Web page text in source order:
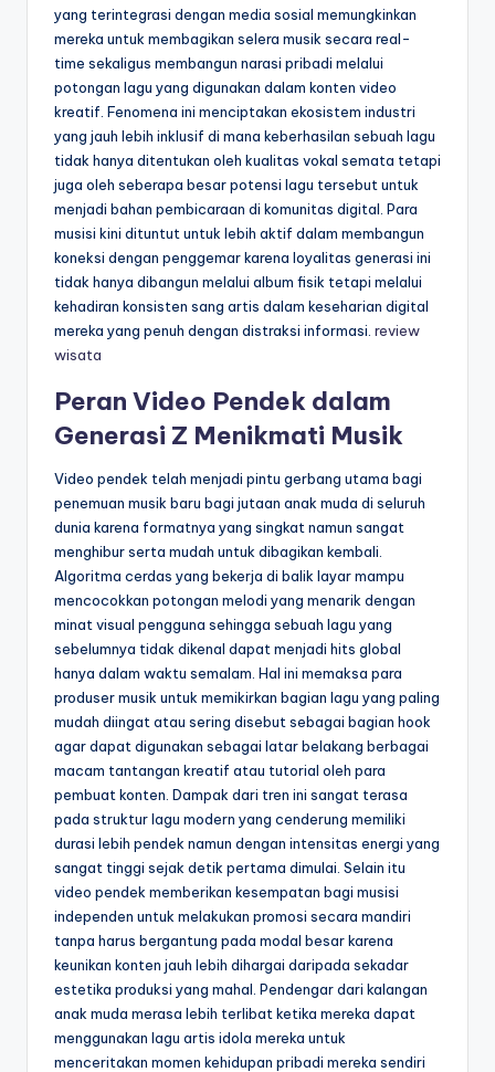
yang terintegrasi dengan media sosial memungkinkan
mereka untuk membagikan selera musik secara real-
time sekaligus membangun narasi pribadi melalui
potongan lagu yang digunakan dalam konten video
kreatif. Fenomena ini menciptakan ekosistem industri
yang jauh lebih inklusif di mana keberhasilan sebuah lagu
tidak hanya ditentukan oleh kualitas vokal semata tetapi
juga oleh seberapa besar potensi lagu tersebut untuk
menjadi bahan pembicaraan di komunitas digital. Para
musisi kini dituntut untuk lebih aktif dalam membangun
koneksi dengan penggemar karena loyalitas generasi ini
tidak hanya dibangun melalui album fisik tetapi melalui
kehadiran konsisten sang artis dalam keseharian digital
mereka yang penuh dengan distraksi informasi. review
wisata
Peran Video Pendek dalam
Generasi Z Menikmati Musik
Video pendek telah menjadi pintu gerbang utama bagi
penemuan musik baru bagi jutaan anak muda di seluruh
dunia karena formatnya yang singkat namun sangat
menghibur serta mudah untuk dibagikan kembali.
Algoritma cerdas yang bekerja di balik layar mampu
mencocokkan potongan melodi yang menarik dengan
minat visual pengguna sehingga sebuah lagu yang
sebelumnya tidak dikenal dapat menjadi hits global
hanya dalam waktu semalam. Hal ini memaksa para
produser musik untuk memikirkan bagian lagu yang paling
mudah diingat atau sering disebut sebagai bagian hook
agar dapat digunakan sebagai latar belakang berbagai
macam tantangan kreatif atau tutorial oleh para
pembuat konten. Dampak dari tren ini sangat terasa
pada struktur lagu modern yang cenderung memiliki
durasi lebih pendek namun dengan intensitas energi yang
sangat tinggi sejak detik pertama dimulai. Selain itu
video pendek memberikan kesempatan bagi musisi
independen untuk melakukan promosi secara mandiri
tanpa harus bergantung pada modal besar karena
keunikan konten jauh lebih dihargai daripada sekadar
estetika produksi yang mahal. Pendengar dari kalangan
anak muda merasa lebih terlibat ketika mereka dapat
menggunakan lagu artis idola mereka untuk
menceritakan momen kehidupan pribadi mereka sendiri